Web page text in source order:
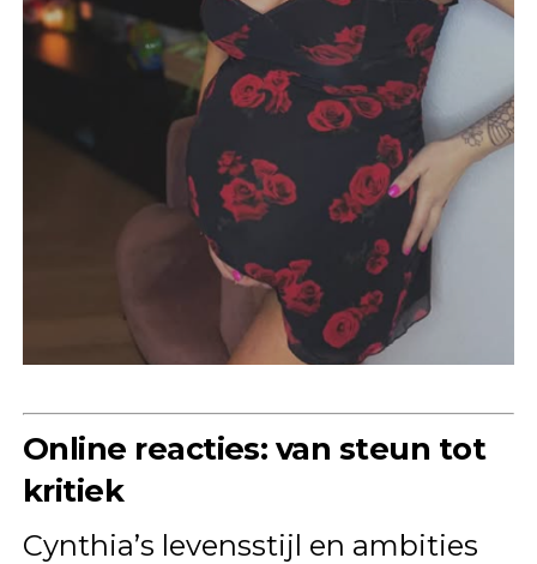
Online reacties: van steun tot
kritiek
Cynthia’s levensstijl en ambities